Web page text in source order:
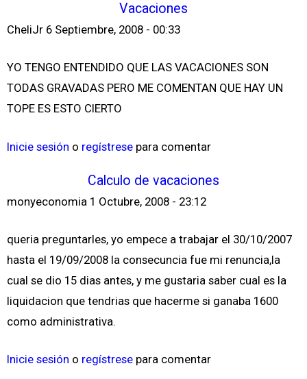
Vacaciones
CheliJr 6 Septiembre, 2008 - 00:33
YO TENGO ENTENDIDO QUE LAS VACACIONES SON
TODAS GRAVADAS PERO ME COMENTAN QUE HAY UN
TOPE ES ESTO CIERTO
Inicie sesión o regístrese para comentar
Calculo de vacaciones
monyeconomia 1 Octubre, 2008 - 23:12
queria preguntarles, yo empece a trabajar el 30/10/2007
hasta el 19/09/2008 la consecuncia fue mi renuncia,la
cual se dio 15 dias antes, y me gustaria saber cual es la
liquidacion que tendrias que hacerme si ganaba 1600
como administrativa.
Inicie sesión o regístrese para comentar